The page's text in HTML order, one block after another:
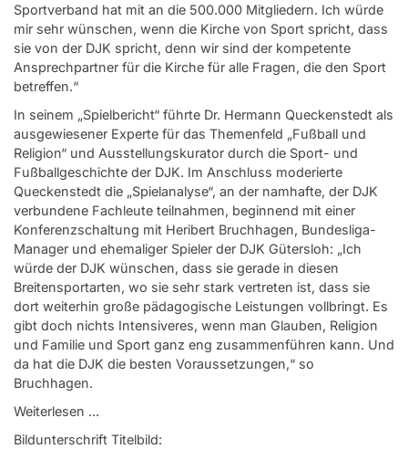
Sportverband hat mit an die 500.000 Mitgliedern. Ich würde
mir sehr wünschen, wenn die Kirche von Sport spricht, dass
sie von der DJK spricht, denn wir sind der kompetente
Ansprechpartner für die Kirche für alle Fragen, die den Sport
betreffen.“
In seinem „Spielbericht“ führte Dr. Hermann Queckenstedt als
ausgewiesener Experte für das Themenfeld „Fußball und
Religion“ und Ausstellungskurator durch die Sport- und
Fußballgeschichte der DJK. Im Anschluss moderierte
Queckenstedt die „Spielanalyse“, an der namhafte, der DJK
verbundene Fachleute teilnahmen, beginnend mit einer
Konferenzschaltung mit Heribert Bruchhagen, Bundesliga-
Manager und ehemaliger Spieler der DJK Gütersloh: „Ich
würde der DJK wünschen, dass sie gerade in diesen
Breitensportarten, wo sie sehr stark vertreten ist, dass sie
dort weiterhin große pädagogische Leistungen vollbringt. Es
gibt doch nichts Intensiveres, wenn man Glauben, Religion
und Familie und Sport ganz eng zusammenführen kann. Und
da hat die DJK die besten Voraussetzungen,“ so
Bruchhagen.
Weiterlesen ...
Bildunterschrift Titelbild: